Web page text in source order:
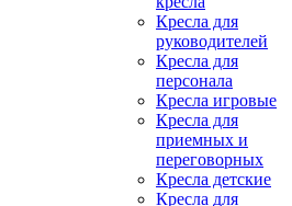
Кресла для
руководителей
Кресла для
персонала
Кресла игровые
Кресла для
приемных и
переговорных
Кресла детские
Кресла для